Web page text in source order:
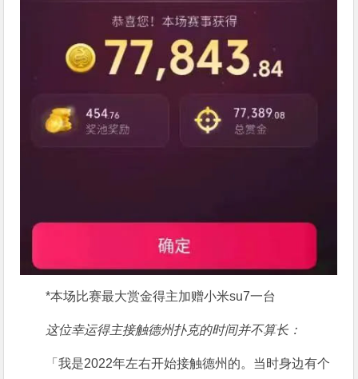
*本场比赛最大赏金得主加赠小米su7一台
这位幸运得主接触德州扑克的时间并不算长：
「我是2022年左右开始接触德州的。当时身边有个